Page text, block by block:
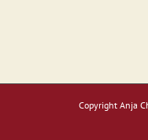
Copyright Anja